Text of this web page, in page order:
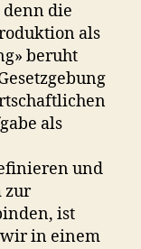
die
als
beruht
als
und
zur
ist
in einem